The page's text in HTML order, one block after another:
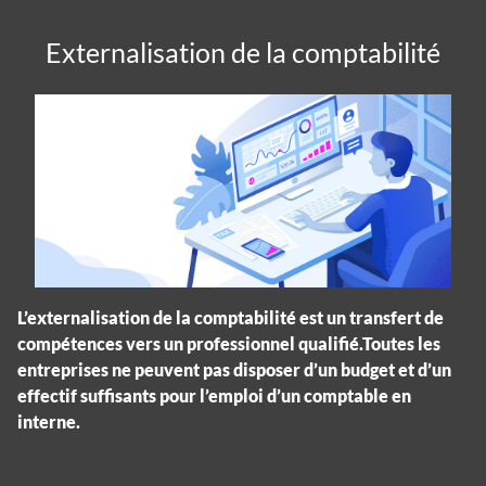
Externalisation de la comptabilité
L’externalisation de la comptabilité est un transfert de
compétences vers un professionnel qualifié.Toutes les
entreprises ne peuvent pas disposer d’un budget et d’un
effectif suffisants pour l’emploi d’un comptable en
interne.